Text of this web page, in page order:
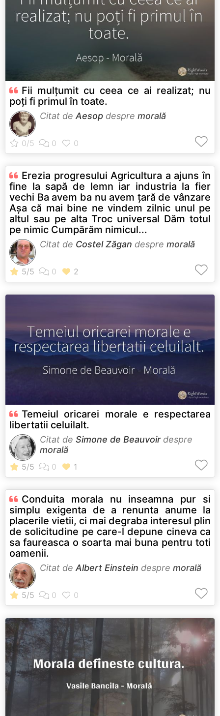
Fii mulțumit cu ceea ce ai realizat; nu
poți fi primul în toate.
Citat de Aesop despre morală
Erezia progresului Agricultura a ajuns în
fine la sapă de lemn iar industria la fier
vechi Ba avem ba nu avem ţară de vânzare
Aşa că mai bine ne vindem zilnic unul pe
altul sau pe alta Troc universal Dăm totul
pe nimic Cumpărăm nimicul...
Citat de Costel Zăgan despre morală
Temeiul oricarei morale e respectarea
libertatii celuilalt.
Citat de Simone de Beauvoirdespre
morală
Conduita morala nu inseamna pur si
simplu exigenta de a renunta anume la
placerile vietii, ci mai degraba interesul plin
de solicitudine pe care-l depune cineva ca
sa faureasca o soarta mai buna pentru toti
oamenii.
Citat de Albert Einstein despre morală